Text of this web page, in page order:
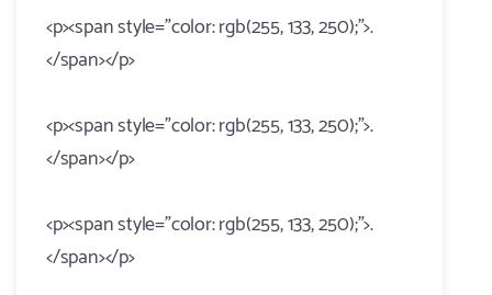
<p><span style="color: rgb(255, 133, 250);">.
</span></p>
<p><span style="color: rgb(255, 133, 250);">.
</span></p>
<p><span style="color: rgb(255, 133, 250);">.
</span></p>